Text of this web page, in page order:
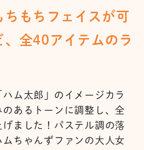
ちもちフェイスが可
、全40アイテムのラ
ム太郎」のイメージカラ
あるトーンに調整し、全
ました！パステル調の落
ちゃんずファンの大人女